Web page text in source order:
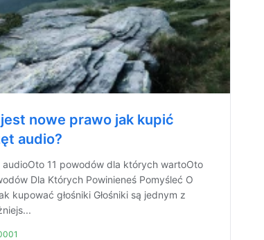
nowe prawo jak kupić
audio?
audioOto 11 powodów dla których wartoOto
Dla Których Powinieneś Pomyśleć O
kupować głośniki Głośniki są jednym z